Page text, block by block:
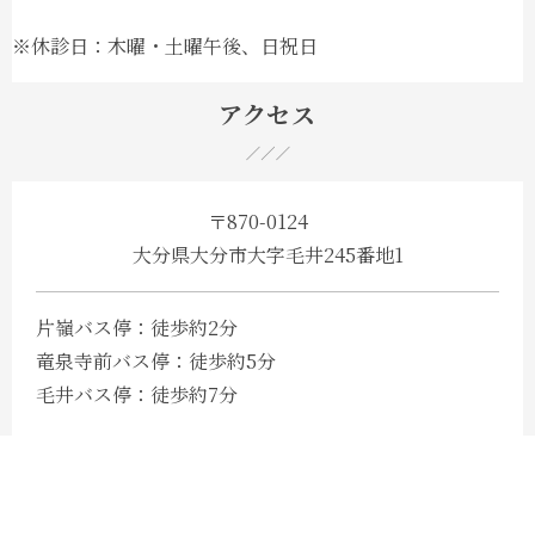
※休診日：木曜・土曜午後、日祝日
アクセス
〒870-0124
大分県大分市大字毛井245番地1
片嶺バス停：​徒歩約2分
竜泉寺前バス停：​徒歩約5分
毛井バス停：​徒歩約7分